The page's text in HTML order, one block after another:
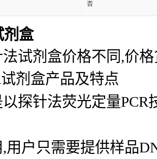
否
剂盒
试剂盒价格不同,价
剂盒产品及特点
探针法荧光定量
,用户只需要提供样品